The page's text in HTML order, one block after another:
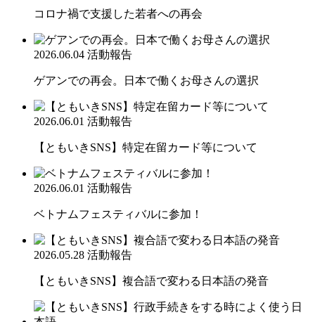
コロナ禍で支援した若者への再会
2026.06.04 活動報告
ゲアンでの再会。日本で働くお母さんの選択
2026.06.01 活動報告
【ともいきSNS】特定在留カード等について
2026.06.01 活動報告
ベトナムフェスティバルに参加！
2026.05.28 活動報告
【ともいきSNS】複合語で変わる日本語の発音